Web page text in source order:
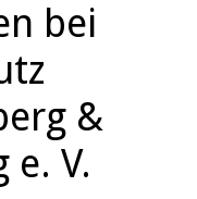
bei
&
e. V.